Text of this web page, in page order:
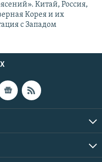
Китай, Россия,
Корея и их
с Западом